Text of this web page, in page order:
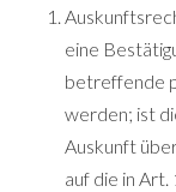
eine
betreffende
werden; ist
Auskunft
auf die in